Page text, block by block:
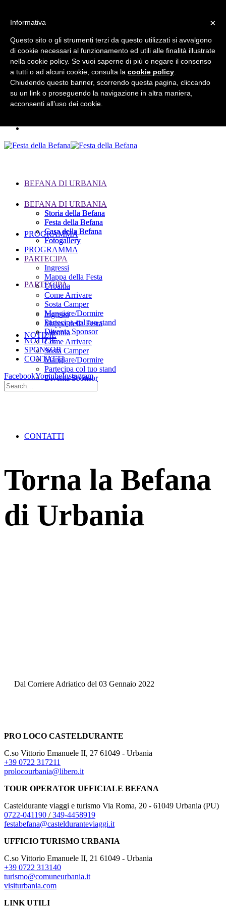
Search for:
BEFANA DI URBANIA
Storia della Befana
Festa della Befana
Casa della Befana
Fotogallery
PROGRAMMA
PARTECIPA
Ingressi
Mappa della Festa
Urbania
Come Arrivare
Sosta Camper
Mangiare/Dormire
Partecipa col tuo stand
Diventa Sponsor
NOTIZIE
SPONSOR
CONTATTI
BEFANA DI URBANIA
Storia della Befana
Festa della Befana
Casa della Befana
Fotogallery
PROGRAMMA
PARTECIPA
Ingressi
Mappa della Festa
Urbania
Come Arrivare
Sosta Camper
Mangiare/Dormire
Partecipa col tuo stand
Diventa Sponsor
NOTIZIE
SPONSOR
CONTATTI
FacebookYoutubeInstagram
Torna la Befana
di Urbania
Dal Corriere Adriatico del 03 Gennaio 2022
PRO LOCO CASTELDURANTE
C.so Vittorio Emanuele II, 27 61049 - Urbania
+39 0722 317211
prolocourbania@libero.it
TOUR OPERATOR UFFICIALE BEFANA
Casteldurante viaggi e turismo Via Roma, 20 - 61049 Urbania (PU)
0722-041190 /349-4458919
festabefana@castelduranteviaggi.it
UFFICIO TURISMO URBANIA
C.so Vittorio Emanuele II, 21 61049 - Urbania
+39 0722 313140
turismo@comuneurbania.it
visiturbania.com
LINK UTILI
×
Informativa
Questo sito o gli strumenti terzi da questo utilizzati si avvalgono
di cookie necessari al funzionamento ed utili alle finalità illustrate
nella cookie policy. Se vuoi saperne di più o negare il consenso
a tutti o ad alcuni cookie, consulta la cookie policy
Chiudendo questo banner, scorrendo questa pagina, cliccando
su un link o proseguendo la navigazione in altra maniera,
acconsenti all’uso dei cookie.